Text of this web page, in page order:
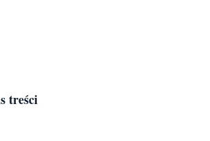
treści